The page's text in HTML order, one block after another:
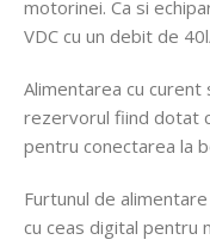
motorinei. Ca si
VDC cu un debit de
Alimentarea cu
rezervorul fiind dotat
pentru conectarea la
Furtunul de
cu ceas digital pentru